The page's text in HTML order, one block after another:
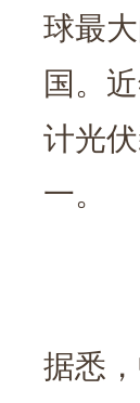
球最
国。
计光
一。
据悉